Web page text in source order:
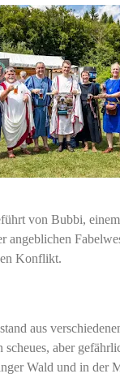
von Bubbi,
angeblichen
Konflikt.
aus
scheues, aber
Wald und in der